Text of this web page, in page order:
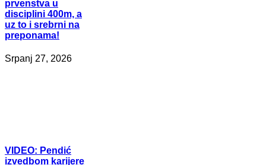
prvenstva u
disciplini 400m, a
uz to i srebrni na
preponama!
Srpanj 27, 2026
VIDEO: Pendić
izvedbom karijere